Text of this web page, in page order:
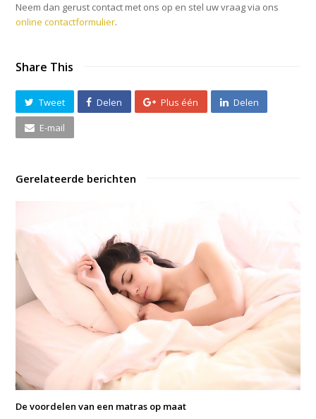
Neem dan gerust contact met ons op en stel uw vraag via ons
online contactformulier.
Share This
Tweet Delen Plus één Delen
E-mail
Gerelateerde berichten
De voordelen van een matras op maat